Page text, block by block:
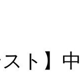
スト】